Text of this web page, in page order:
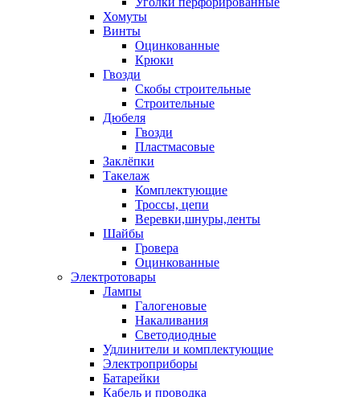
Хомуты
Винты
Оцинкованные
Крюки
Гвозди
Скобы строительные
Строительные
Дюбеля
Гвозди
Пластмасовые
Заклёпки
Такелаж
Комплектующие
Троссы, цепи
Веревки,шнуры,ленты
Шайбы
Гровера
Оцинкованные
Электротовары
Лампы
Галогеновые
Накаливания
Светодиодные
Удлинители и комплектующие
Электроприборы
Батарейки
Кабель и проводка